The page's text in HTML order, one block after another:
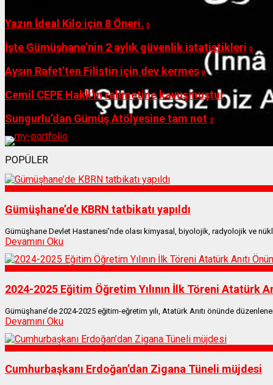
Yazın İdeal Kilo için 8 Öneri. 0
İşte Gümüşhane’nin 2 aylık güvenlik istatistikleri 0
Aysın Rafet’ten Filistin için dev kermes 0
Cemil CEPE Hakk'ın rahmetine kavuşmuştur
Sungurlu’dan Gümüş Atölyesine tam not 2
POPÜLER
Gümüşhane’de KBRN tatbikatı yapıldı
Gümüşhane Devlet Hastanesi'nde olası kimyasal, biyolojik, radyolojik ve
Devamını Oku
2024-2025 Eğitim Öğretim Yılının İlk Töreni Atatürk
Gümüşhane’de 2024-2025 eğitim-eğretim yılı, Atatürk Anıtı önünde
Devamını Oku
Cumhurbaşkanı Erdoğan’dan Zigana Tüneli müjdesi